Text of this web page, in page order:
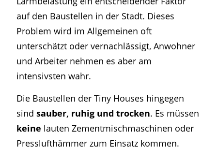
auf den Baustellen in der Stadt. Dieses
Problem wird im Allgemeinen oft
unterschätzt oder vernachlässigt, Anwohner
und Arbeiter nehmen es aber am
intensivsten wahr.
Die Baustellen der Tiny Houses hingegen
sind sauber, ruhig und trocken. Es müssen
keine lauten Zementmischmaschinen oder
Presslufthämmer zum Einsatz kommen.